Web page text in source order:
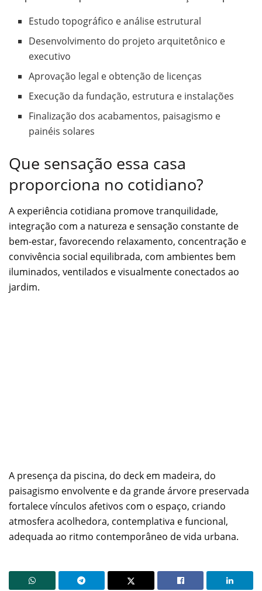
Estudo topográfico e análise estrutural
Desenvolvimento do projeto arquitetônico e
executivo
Aprovação legal e obtenção de licenças
Execução da fundação, estrutura e instalações
Finalização dos acabamentos, paisagismo e
painéis solares
Que sensação essa casa
proporciona no cotidiano?
A experiência cotidiana promove tranquilidade,
integração com a natureza e sensação constante de
bem-estar, favorecendo relaxamento, concentração e
convivência social equilibrada, com ambientes bem
iluminados, ventilados e visualmente conectados ao
jardim.
A presença da piscina, do deck em madeira, do
paisagismo envolvente e da grande árvore preservada
fortalece vínculos afetivos com o espaço, criando
atmosfera acolhedora, contemplativa e funcional,
adequada ao ritmo contemporâneo de vida urbana.